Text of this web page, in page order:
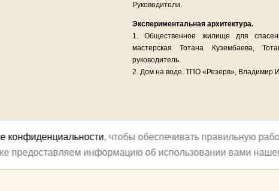
Руководители.
Экспериментальная архитектура.
1. Общественное жилище для
мастерская Тотана Кузембаева,
руководитель.
2. Дом на воде. ТПО «Резерв», Владимир
конфиденциальности, чтобы обеспечивать правильную
предоставляем информацию об использовании вами